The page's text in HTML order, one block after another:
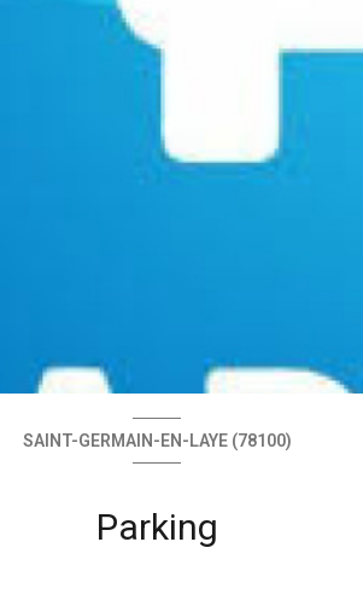
SAINT-GERMAIN-EN-LAYE (78100)
Parking